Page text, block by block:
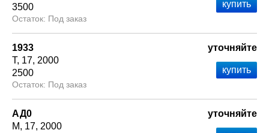
3500
Под заказ
1933
Т 17 2000
2500
Под заказ
уточняйте
АД0
М
17 2000
уточняйте